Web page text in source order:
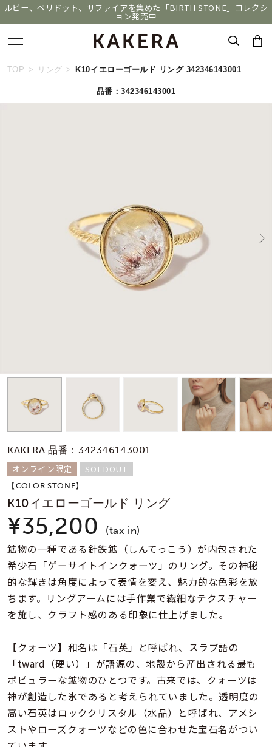
ルビー、ペリドット、サファイアを集めた「BIRTH STONE」コレクシ
ョン発売中
キーワードで検索する
すべてのジュエリー
誕生石
モチーフ
石の色
ファッションテイス
ト
着用シーン
コレクション
リングサイズ
メンズ
リングサイズ
～
価格
TOP リング K10イエローゴールド リング 342346143001
品番：342346143001
KAKERA 品番：342346143001
オンライン限定
SOLDOUT
【COLOR STONE】
K10イエローゴールド リング
¥35,200 (tax in)
鉱物の一種である針鉄鉱（しんてっこう）が内包された
希少石「ゲーサイトインクォーツ」のリング。その神秘
的な輝きは角度によって表情を変え、魅力的な色彩を放
ちます。リングアームには手作業で繊細なテクスチャー
を施し、クラフト感のある印象に仕上げました。
【クォーツ】和名は「石英」と呼ばれ、スラブ語の
「tward（硬い）」が語源の、地殻から産出される最も
ポピュラーな鉱物のひとつです。古来では、クォーツは
神が創造した氷であると考えられていました。透明度の
高い石英はロッククリスタル（水晶）と呼ばれ、アメシ
ストやローズクォーツなどの色に合わせた宝石名がつい